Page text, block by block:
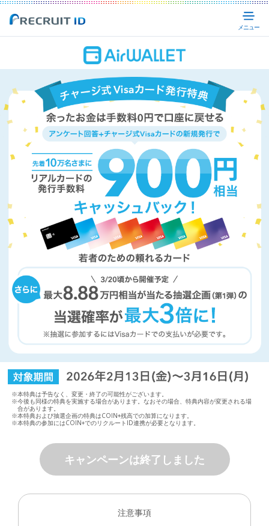
※本特典は予告なく、変更・終了の可能性がございます。
※今後も同様の特典を実施する場合があります。なおその場合、特典内容が変更される場
合があります。
※本特典および抽選企画の特典はCOIN+残高での加算になります。
※本特典の参加にはCOIN+でのリクルートID連携が必要となります。
キャンペーンは終了しました
注意事項